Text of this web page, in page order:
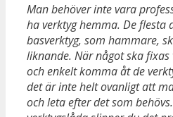
Man behöver inte vara
ha verktyg hemma. De flesta
basverktyg, som hammare,
liknande. När något ska
och enkelt komma åt de
det är inte helt ovanligt att
och leta efter det som